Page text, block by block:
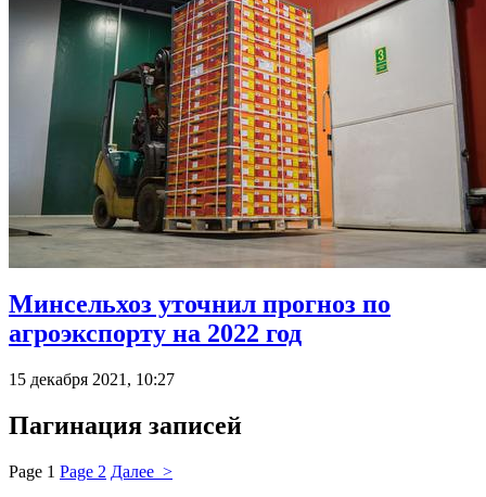
Минсельхоз уточнил прогноз по
агроэкспорту на 2022 год
15 декабря 2021, 10:27
Пагинация записей
Page 1 Page 2 Далее >